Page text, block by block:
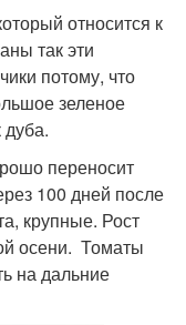
относится к
так эти
потому, что
зеленое
переносит
100 дней после
крупные. Рост
осени. Томаты
на дальние